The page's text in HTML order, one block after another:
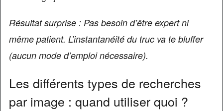
Résultat surprise : Pas besoin d’être expert ni
même patient. L’instantanéité du truc va te bluffer
(aucun mode d’emploi nécessaire).
Les différents types de recherches
par image : quand utiliser quoi ?